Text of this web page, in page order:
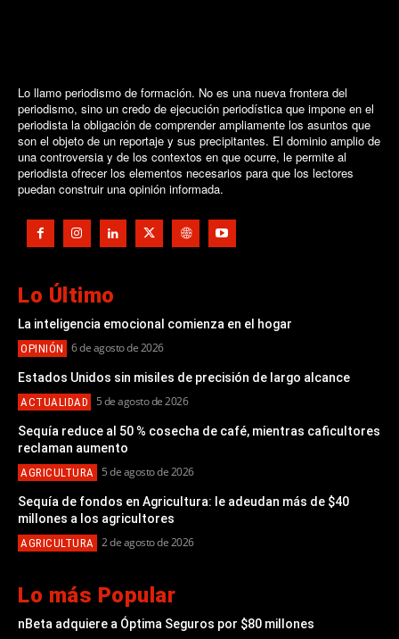
Lo llamo periodismo de formación. No es una nueva frontera del
periodismo, sino un credo de ejecución periodística que impone en el
periodista la obligación de comprender ampliamente los asuntos que
son el objeto de un reportaje y sus precipitantes. El dominio amplio de
una controversia y de los contextos en que ocurre, le permite al
periodista ofrecer los elementos necesarios para que los lectores
puedan construir una opinión informada.
Lo Último
La inteligencia emocional comienza en el hogar
OPINIÓN 6 de agosto de 2026
Estados Unidos sin misiles de precisión de largo alcance
ACTUALIDAD 5 de agosto de 2026
Sequía reduce al 50 % cosecha de café, mientras caficultores
reclaman aumento
AGRICULTURA 5 de agosto de 2026
Sequía de fondos en Agricultura: le adeudan más de $40
millones a los agricultores
AGRICULTURA 2 de agosto de 2026
Lo más Popular
nBeta adquiere a Óptima Seguros por $80 millones